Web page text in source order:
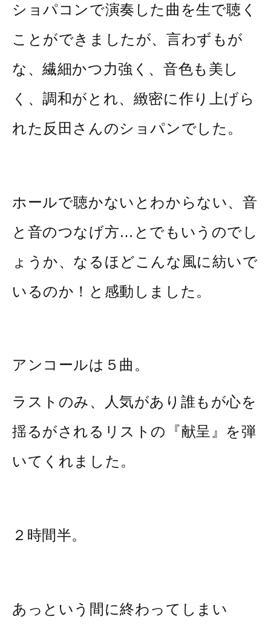
ショパコンで演奏した曲を生で聴く
ことができましたが、言わずもが
な、繊細かつ力強く、音色も美し
く、調和がとれ、緻密に作り上げら
れた反田さんのショパンでした。
ホールで聴かないとわからない、音
と音のつなげ方…とでもいうのでし
ょうか、なるほどこんな風に紡いで
いるのか！と感動しました。
アンコールは５曲。
ラストのみ、人気があり誰もが心を
揺るがされるリストの『献呈』を弾
いてくれました。
２時間半。
あっという間に終わってしまい